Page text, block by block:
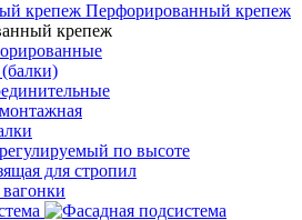
Перфорированный крепеж
крепеж
по высоте
для стропил